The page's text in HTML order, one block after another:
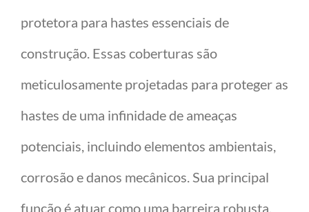
protetora para hastes essenciais de
construção. Essas coberturas são
meticulosamente projetadas para proteger as
hastes de uma infinidade de ameaças
potenciais, incluindo elementos ambientais,
corrosão e danos mecânicos. Sua principal
função é atuar como uma barreira robusta,